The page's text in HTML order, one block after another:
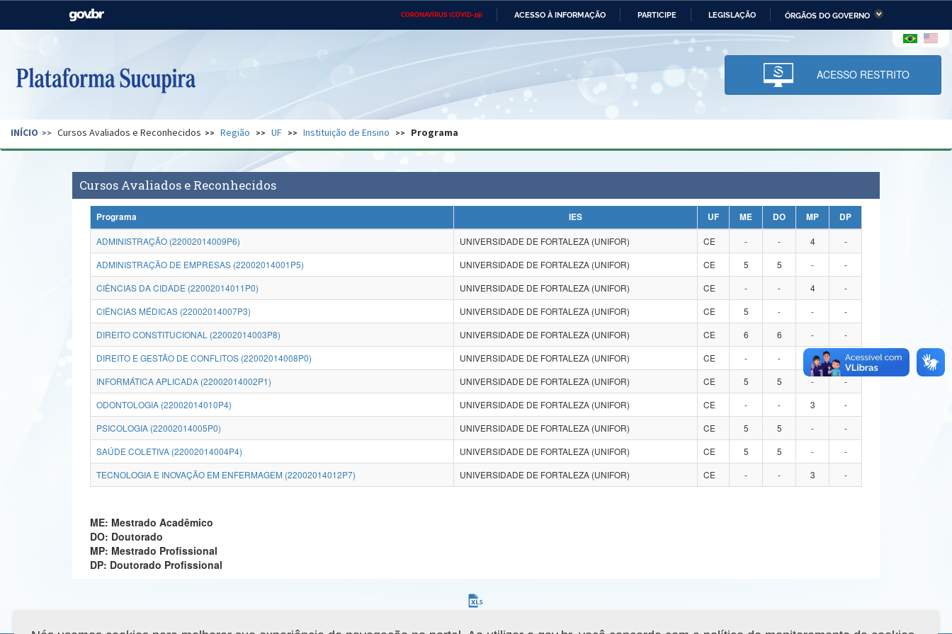
CORONAVÍRUS (COVID-19) ACESSO À INFORMAÇÃO PARTICIPE LEGISLAÇÃO ÓRGÃOS DO GOVERNO
Casa Civil Ministério das Relações Ministério da Economia Ministério da Infraestrutura
Pecuária e Abastecimento
Ministério da Ciência,
Tecnologia, Inovações e
Comunicações
Ministério do Desenvolvimento
Regional e dos Direitos Humanos
Secretaria de Governo Gabinete de Segurança Advocacia-Geral da União Banco Central do Brasil Planalto
ACESSO RESTRITO
INÍCIO Cursos Avaliados e Reconhecidos Região UF Instituição de Ensino Programa
Cursos Avaliados e Reconhecidos
Programa IES UF ME DO MP
DP
ADMINISTRAÇÃO (22002014009P6)
UNIVERSIDADE DE FORTALEZA (UNIFOR) CE - - 4
-
ADMINISTRAÇÃO DE EMPRESAS (22002014001P5)
UNIVERSIDADE DE FORTALEZA (UNIFOR) CE 5 5 -
-
CIÊNCIAS DA CIDADE (22002014011P0)
UNIVERSIDADE DE FORTALEZA (UNIFOR) CE - - 4
-
CIÊNCIAS MÉDICAS (22002014007P3)
UNIVERSIDADE DE FORTALEZA (UNIFOR) CE 5 - -
-
DIREITO CONSTITUCIONAL (22002014003P8)
UNIVERSIDADE DE FORTALEZA (UNIFOR) CE 6 6 -
-
DIREITO E GESTÃO DE CONFLITOS (22002014008P0)
UNIVERSIDADE DE FORTALEZA (UNIFOR) CE - - 4
-
INFORMÁTICA APLICADA (22002014002P1)
UNIVERSIDADE DE FORTALEZA (UNIFOR) CE 5 5 -
-
ODONTOLOGIA (22002014010P4)
UNIVERSIDADE DE FORTALEZA (UNIFOR) CE - - 3
-
PSICOLOGIA (22002014005P0)
UNIVERSIDADE DE FORTALEZA (UNIFOR) CE 5 5 -
-
SAÚDE COLETIVA (22002014004P4)
UNIVERSIDADE DE FORTALEZA (UNIFOR) CE 5 5 -
-
TECNOLOGIA E INOVAÇÃO EM ENFERMAGEM (22002014012P7)
UNIVERSIDADE DE FORTALEZA (UNIFOR) CE - - 3 -
ME: Mestrado Acadêmico
DO: Doutorado
MP: Mestrado Profissional
DP: Doutorado Profissional